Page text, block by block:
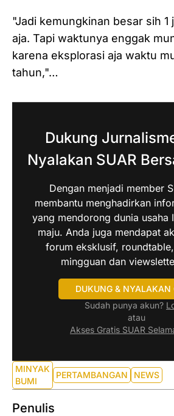
"Jadi kemungkinan besar sih 1
aja. Tapi waktunya enggak
karena eksplorasi aja waktu
tahun,"…
Dukung
Nyalakan SUAR
Dengan menjadi member
membantu menghadirkan
yang mendorong dunia usaha
maju. Anda juga mendapat
forum eksklusif,
mingguan dan
DUKUNG & NYALAKAN
Sudah punya akun?
atau
Akses Gratis SUAR
MINYAK
BUMI
PERTAMBANGAN NEWS
Penulis